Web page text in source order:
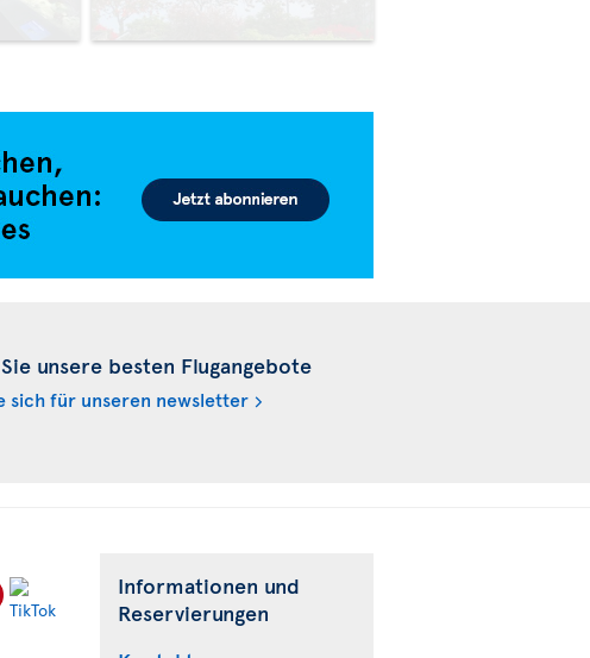
unsere besten Flugangebote
sich für unseren newsletter
Informationen und
Reservierungen